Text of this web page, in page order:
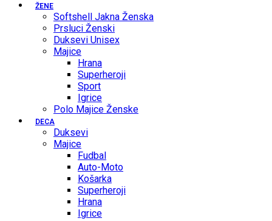
ŽENE
Softshell Jakna Ženska
Prsluci Ženski
Duksevi Unisex
Majice
Hrana
Superheroji
Sport
Igrice
Polo Majice Ženske
DECA
Duksevi
Majice
Fudbal
Auto-Moto
Košarka
Superheroji
Hrana
Igrice